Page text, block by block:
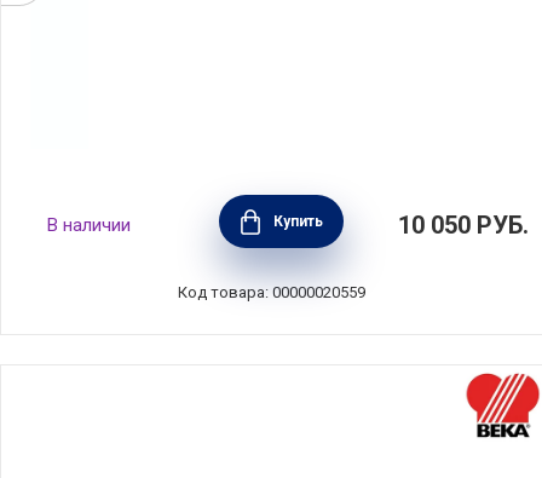
Съемная длинная ручка длина 19,2 см,
материал орех + нержавеющая сталь, цвет
коричневый, Cristel, Франция, PCXBN
В наличии Купить 10 050 РУБ.
Код товара: 00000020559